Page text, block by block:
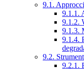
9.1.
9.1.1.
9.1.2.
9.1.3.
9.1.4.
9.2.
9.2.1.